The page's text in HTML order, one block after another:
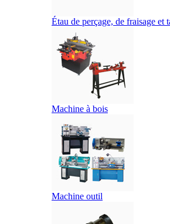
Étau de perçage, de fraisage et
Machine à bois
Machine outil